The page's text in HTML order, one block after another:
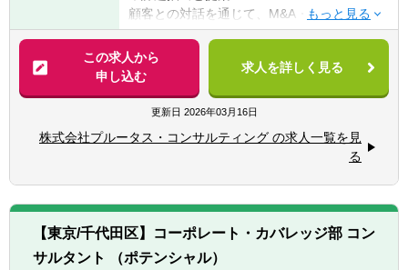
【歓迎要件】
■新規開拓を伴う営業経験
■ビジネススクール（MBA）、ファイナン
ス・会計研究科の出身者
■金融商品取引法、会社法等の法的素養や、
ファイナンス・金融工学の素養
■銀行、証券、会計・税理士事務所などへの
顧客との対話を通じて、M&A・資金調達・イ
ンセンティブプラン（ストック・オプション
等）などの資本政策上の課題を特定し、解決
案を提案します。
◆専門家との連携
提案にあたっては社内外の会計・法務・税務
の専門家とディスカッションを行い、質の高
いソリューションを提案します。
評価の専門部隊と連携し、提案の実行まで一
貫してサポートします。
◆新規開拓
ネットワークを活かした新規顧客・チャネル
の開拓も行います。
この求人から
申し込む
求人を詳しく見る
更新日 2026年03月16日
株式会社プルータス・コンサルティング の求人一覧を見
る
【東京/千代田区】コーポレート・カバレッジ部 コン
サルタント （ポテンシャル）